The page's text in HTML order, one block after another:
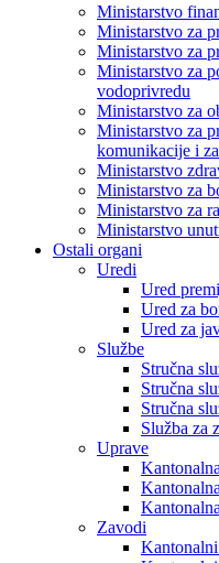
Ministarstvo
Ministarstvo za
Ministarstvo za
Ministarstvo za
vodoprivredu
Ministarstvo za
Ministarstvo za
komunikacije i
Ministarstvo
Ministarstvo za
Ministarstvo za
Ministarstvo
Ostali organi
Uredi
Ured
Ured za
Ured za
Službe
Stručna
Stručna
Stručna
Služba za
Uprave
Zavodi